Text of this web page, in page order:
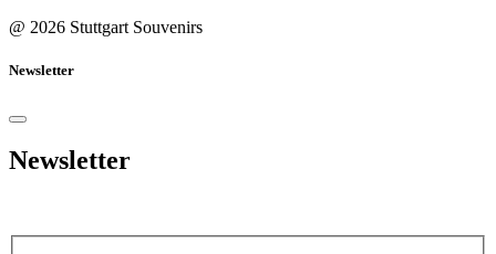
@ 2026 Stuttgart Souvenirs
Newsletter
Newsletter